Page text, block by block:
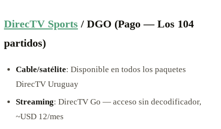
DirecTV Sports / DGO (Pago — Los 104
partidos)
Cable/satélite: Disponible en todos los paquetes
DirecTV Uruguay
Streaming: DirecTV Go — acceso sin decodificador,
~USD 12/mes